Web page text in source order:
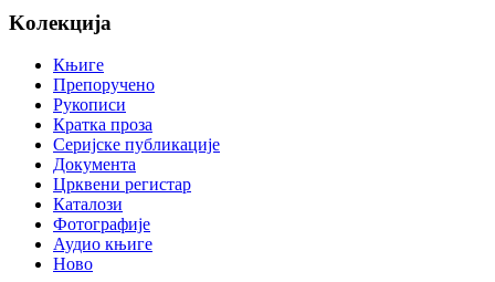
Koлекција
Књиге
Препоручено
Рукописи
Кратка проза
Серијске публикације
Документа
Црквени регистар
Каталози
Фотографије
Аудио књиге
Ново